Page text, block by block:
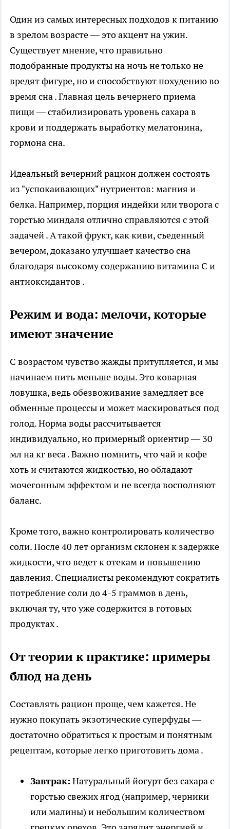
Один из самых интересных подходов к питанию
в зрелом возрасте — это акцент на ужин.
Существует мнение, что правильно
подобранные продукты на ночь не только не
вредят фигуре, но и способствуют похудению во
время сна . Главная цель вечернего приема
пищи — стабилизировать уровень сахара в
крови и поддержать выработку мелатонина,
гормона сна.
Идеальный вечерний рацион должен состоять
из "успокаивающих" нутриентов: магния и
белка. Например, порция индейки или творога с
горстью миндаля отлично справляются с этой
задачей . А такой фрукт, как киви, съеденный
вечером, доказано улучшает качество сна
благодаря высокому содержанию витамина С и
антиоксидантов .
Режим и вода: мелочи, которые
имеют значение
С возрастом чувство жажды притупляется, и мы
начинаем пить меньше воды. Это коварная
ловушка, ведь обезвоживание замедляет все
обменные процессы и может маскироваться под
голод. Норма воды рассчитывается
индивидуально, но примерный ориентир — 30
мл на кг веса . Важно помнить, что чай и кофе
хоть и считаются жидкостью, но обладают
мочегонным эффектом и не всегда восполняют
баланс.
Кроме того, важно контролировать количество
соли. После 40 лет организм склонен к задержке
жидкости, что ведет к отекам и повышению
давления. Специалисты рекомендуют сократить
потребление соли до 4-5 граммов в день,
включая ту, что уже содержится в готовых
продуктах .
От теории к практике: примеры
блюд на день
Составлять рацион проще, чем кажется. Не
нужно покупать экзотические суперфуды —
достаточно обратиться к простым и понятным
рецептам, которые легко приготовить дома .
Завтрак: Натуральный йогурт без сахара с
горстью свежих ягод (например, черники
или малины) и небольшим количеством